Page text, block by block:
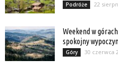
Podróże 22
Weekend w
spokojny
Góry 30 czerwca